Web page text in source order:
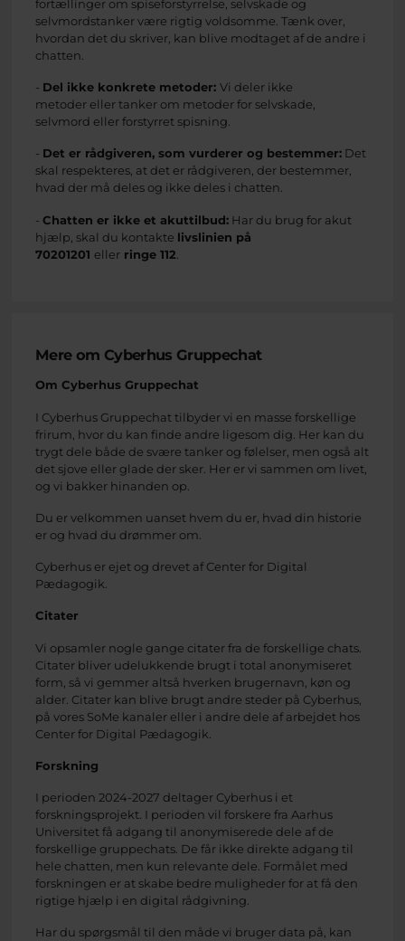
fortællinger om spiseforstyrrelse, selvskade og
selvmordstanker være rigtig voldsomme. Tænk over,
hvordan det du skriver, kan blive modtaget af de andre i
chatten.
- Del ikke konkrete metoder: Vi deler ikke
metoder eller tanker om metoder for selvskade,
selvmord eller forstyrret spisning.
- Det er rådgiveren, som vurderer og bestemmer: Det
skal respekteres, at det er rådgiveren, der bestemmer,
hvad der må deles og ikke deles i chatten.
- Chatten er ikke et akuttilbud: Har du brug for akut
hjælp, skal du kontakte livslinien på
70201201 eller ringe 112
Mere om Cyberhus Gruppechat
Om Cyberhus Gruppechat
I Cyberhus Gruppechat tilbyder vi en masse forskellige
frirum, hvor du kan finde andre ligesom dig. Her kan du
trygt dele både de svære tanker og følelser, men også alt
det sjove eller glade der sker. Her er vi sammen om livet,
og vi bakker hinanden op.
Du er velkommen uanset hvem du er, hvad din historie
er og hvad du drømmer om.
Cyberhus er ejet og drevet af Center for Digital
Pædagogik.
Citater
Vi opsamler nogle gange citater fra de forskellige chats.
Citater bliver udelukkende brugt i total anonymiseret
form, så vi gemmer altså hverken brugernavn, køn og
alder. Citater kan blive brugt andre steder på Cyberhus,
på vores SoMe kanaler eller i andre dele af arbejdet hos
Center for Digital Pædagogik.
Forskning
I perioden 2024-2027 deltager Cyberhus i et
forskningsprojekt. I perioden vil forskere fra Aarhus
Universitet få adgang til anonymiserede dele af de
forskellige gruppechats. De får ikke direkte adgang til
hele chatten, men kun relevante dele. Formålet med
forskningen er at skabe bedre muligheder for at få den
rigtige hjælp i en digital rådgivning.
Har du spørgsmål til den måde vi bruger data på, kan